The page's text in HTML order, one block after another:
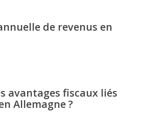
de revenus en
avantages fiscaux liés
Allemagne ?